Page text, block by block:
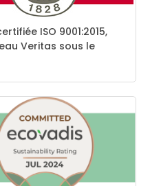
ISO 9001:2015,
Veritas sous le